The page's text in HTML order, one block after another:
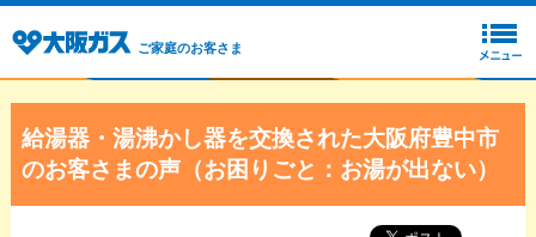
ご家庭のお客さま
給湯器・湯沸かし器を交換された大阪府豊中市
のお客さまの声（お困りごと：お湯が出ない）